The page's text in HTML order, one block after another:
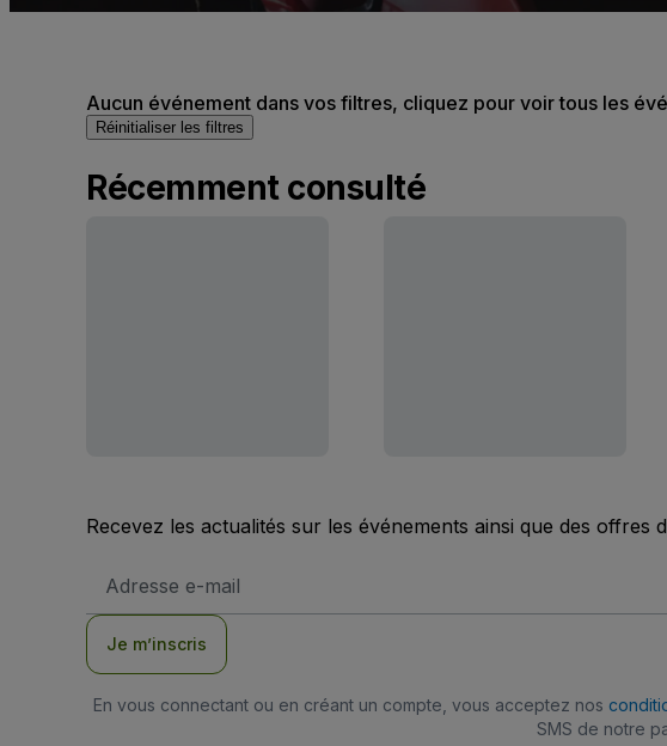
Aucun événement dans vos filtres, cliquez pour voir tous les
Réinitialiser les filtres
Récemment consulté
Recevez les actualités sur les événements ainsi que des
e-
Je m’inscris
En vous connectant ou en créant un compte, vous acceptez nos
SMS de notre